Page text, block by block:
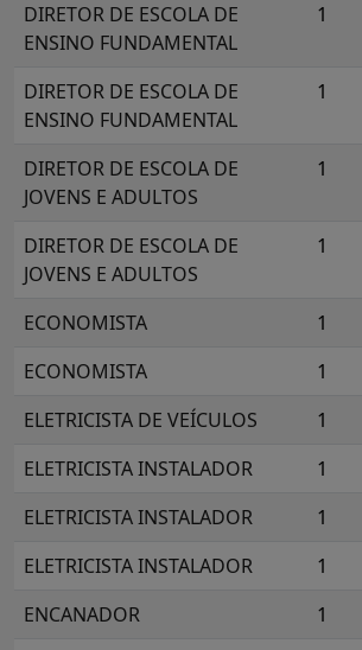
DIRETOR DE ESCOLA DE
ENSINO FUNDAMENTAL
1
DIRETOR DE ESCOLA DE
ENSINO FUNDAMENTAL
1
DIRETOR DE ESCOLA DE
JOVENS E ADULTOS
1
DIRETOR DE ESCOLA DE
JOVENS E ADULTOS
1
ECONOMISTA 1
ECONOMISTA
1
ELETRICISTA DE VEÍCULOS
1
ELETRICISTA INSTALADOR
1
ELETRICISTA INSTALADOR
1
ELETRICISTA INSTALADOR
1
ENCANADOR
1